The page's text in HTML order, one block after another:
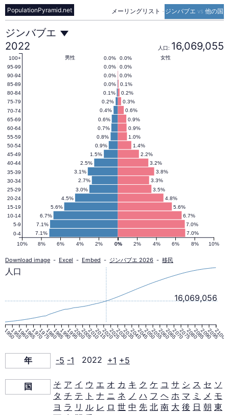
メーリングリスト - ジンバブエ vs 他の国
PopulationPyramid.net
ジ
ン
バ
ブ
エ
の
人
口
ピ
ミ
ッ
ド
2022
ジンバブエ
2022
人口: 16,069,055
7.0%
7.1%
7.0%
7.1%
6.7%
6.7%
5.6%
5.6%
4.8%
4.5%
3.5%
3.0%
3.3%
2.7%
3.8%
3.1%
3.2%
2.5%
2.2%
1.5%
1.4%
0.9%
1.0%
0.8%
0.9%
0.7%
0.9%
0.6%
0.6%
0.4%
0.3%
0.2%
0.2%
0.1%
0.1%
0.0%
0.0%
0.0%
0.0%
0.0%
0.0%
0.0% 女性
男性
0% 2% 4% 6% 8% 10%
10% 8% 6% 4% 2% 0%
0-4
5-9
10-14
15-19
20-24
25-29
30-34
35-39
40-44
45-49
50-54
55-59
60-64
65-69
70-74
75-79
80-84
85-89
90-94
95-99
100+
Download image - Excel - Embed - ジンバブエ 2026 - 移民
1950195519601965197019751980198519901995200020052010201520202025203020352040204520502055206020652070207520802085209020952100
16,069,056
人口
年 -5 -1 2022 +1 +5
国 そ ア イ ウ エ オ カ キ ク ケ コ サ シ ス セ ソ
タ チ テ ト ナ ニ ネ ノ ハ フ ヘ ホ マ ミ メ モ
ヨ ラ リ ル レ ロ 世 中 先 北 南 大 後 日 朝 東